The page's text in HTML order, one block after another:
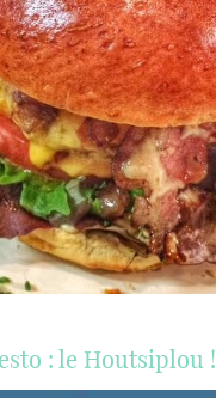
: le Houtsiplou !